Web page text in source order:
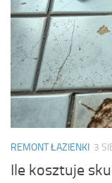
REMONT ŁAZIENKI 3
Ile kosztuje